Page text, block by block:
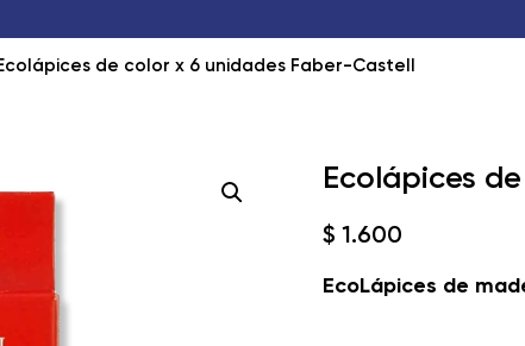
de color x 6 unidades Faber-Castell
Ecolápices
$ 1.600
EcoLápices de